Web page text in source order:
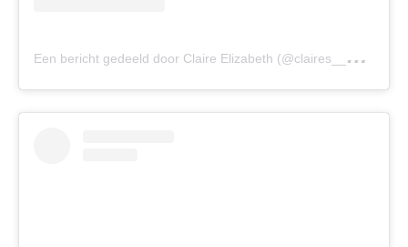
E
en bericht gedeeld door Claire Elizabeth (@claires__psoriasis)